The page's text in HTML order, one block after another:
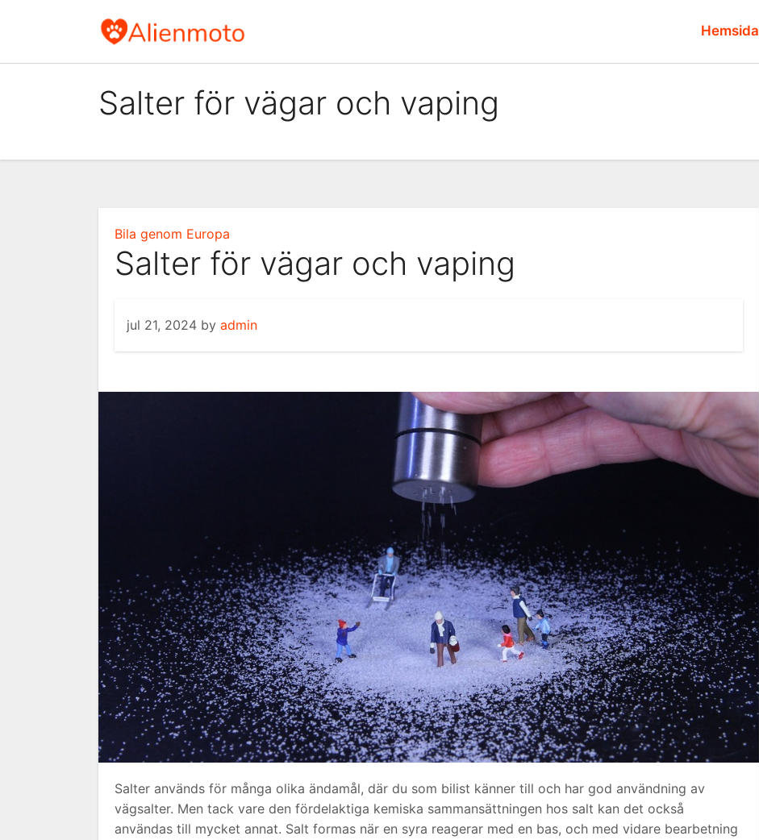
Hemsida
Salter för vägar och vaping
Bila genom Europa
Salter för vägar och vaping
jul 21, 2024 by admin
Salter används för många olika ändamål, där du som bilist känner till och har god användning av
vägsalter. Men tack vare den fördelaktiga kemiska sammansättningen hos salt kan det också
användas till mycket annat. Salt formas när en syra reagerar med en bas, och med vidare bearbetning